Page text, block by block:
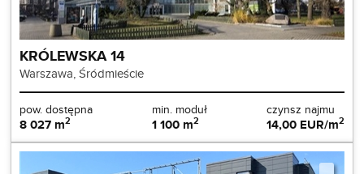
KRÓLEWSKA 14
Warszawa, Śródmieście
pow. dostępna
8 027 m2
min. moduł
1 100 m2
czynsz najmu
14,00 EUR/m2